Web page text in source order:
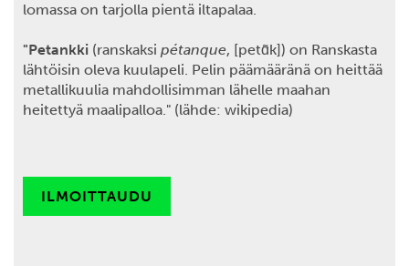
lomassa on tarjolla pientä iltapalaa.
"Petankki (ranskaksi pétanque, [petɑ̃k]) on Ranskasta
lähtöisin oleva kuulapeli. Pelin päämääränä on heittää
metallikuulia mahdollisimman lähelle maahan
heitettyä maalipalloa." (lähde: wikipedia)
ILMOITTAUDU